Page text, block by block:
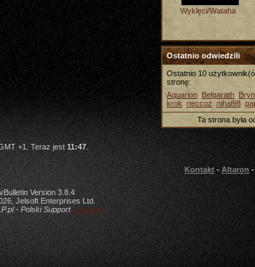
Wyklęci/Wataha
Ostatnio odwiedzili
Ostatnio 10
stronę:
Aquarion Belgarath
krok neccoz nihal98
Ta strona była
+1. Teraz jest11:47
Kontakt - Altaron -
Version 3.8.4
Jelsoft Enterprises Ltd.
- Polski Support vBulletin